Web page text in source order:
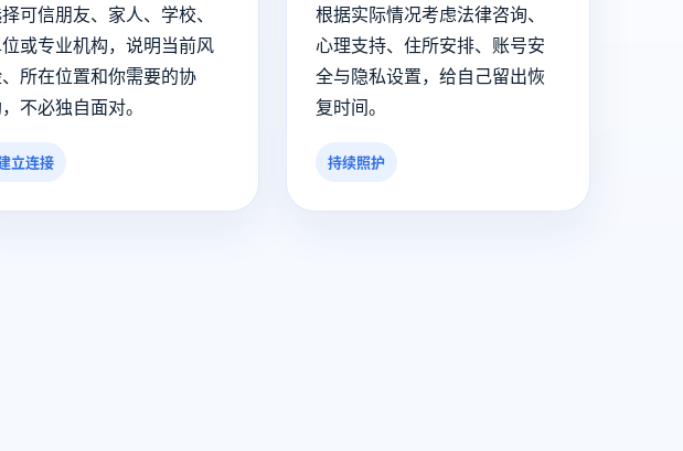
可信朋友、家人、学校、
或专业机构，说明当前风
所在位置和你需要的协
不必独自面对。
立连接
根据实际情况考虑法律咨询、
心理支持、住所安排、账号安
全与隐私设置，给自己留出恢
复时间。
持续照护